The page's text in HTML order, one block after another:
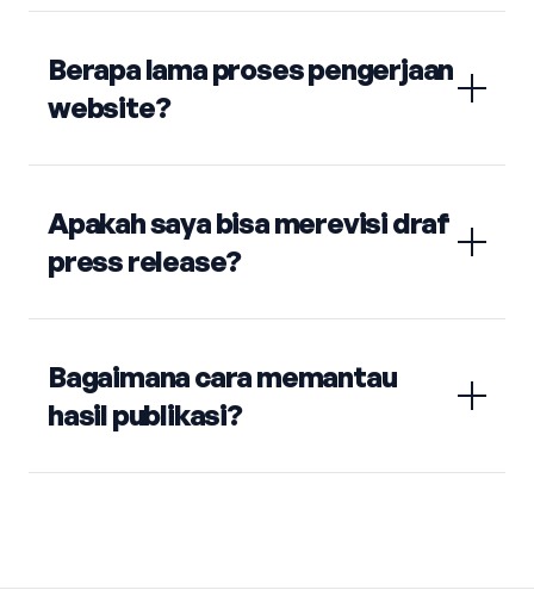
Berapa lama proses pengerjaan
website?
Apakah saya bisa merevisi draf
press release?
Bagaimana cara memantau
hasil publikasi?